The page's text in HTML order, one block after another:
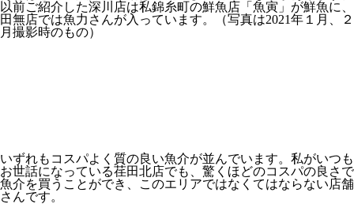
以前ご紹介した深川店は私錦糸町の鮮魚店「魚寅」が鮮魚に、
田無店では魚力さんが入っています。（写真は2021年１月、２
月撮影時のもの）
いずれもコスパよく質の良い魚介が並んでいます。私がいつも
お世話になっている荏田北店でも、驚くほどのコスパの良さで
魚介を買うことができ、このエリアではなくてはならない店舗
さんです。